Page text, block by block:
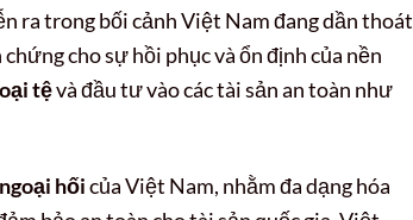
ra trong bối cảnh Việt Nam đang dần thoát
cho sự hồi phục và ổn định của nền
tệvà đầu tư vào các tài sản an toàn như
hốicủa Việt Nam, nhằm đa dạng hóa